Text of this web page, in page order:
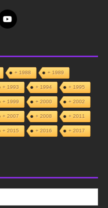
+ 1988 + 1989
+ 1993 + 1994 + 1995
+ 1999 + 2000 + 2002
+ 2007 + 2008 + 2011
+ 2015 + 2016 + 2017